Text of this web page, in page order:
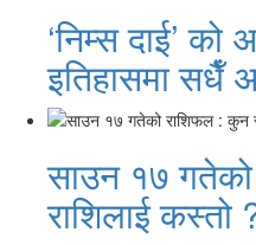
‘निम्स दाई’
इतिहासमा सधैँ
साउन १७
राशिलाई कस्तो